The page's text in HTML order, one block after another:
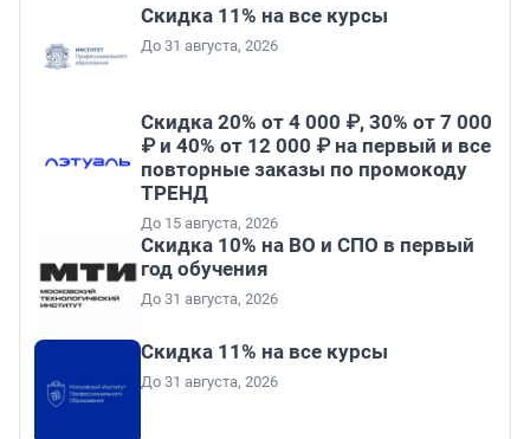
Скидка 11% на все курсы
До 31 августа, 2026
Скидка 20% от 4 000 ₽, 30% от 7 000
₽ и 40% от 12 000 ₽ на первый и все
повторные заказы по промокоду
ТРЕНД
До 15 августа, 2026
Скидка 10% на ВО и СПО в первый
год обучения
До 31 августа, 2026
Скидка 11% на все курсы
До 31 августа, 2026